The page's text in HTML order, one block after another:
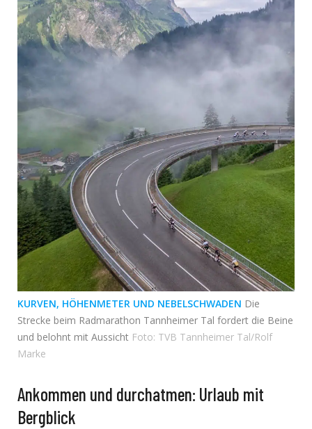
KURVEN, HÖHENMETER UND NEBELSCHWADEN Die
Strecke beim Radmarathon Tannheimer Tal fordert die Beine
und belohnt mit Aussicht Foto: TVB Tannheimer Tal/Rolf
Marke
Ankommen und durchatmen: Urlaub mit
Bergblick